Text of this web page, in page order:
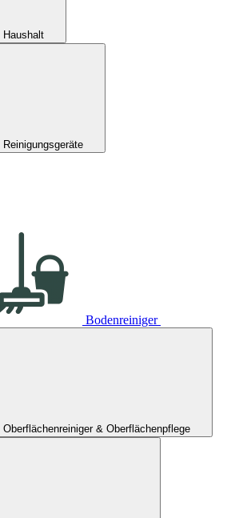
Haushalt
Reinigungsgeräte
Bodenreiniger
Oberflächenreiniger & Oberflächenpflege